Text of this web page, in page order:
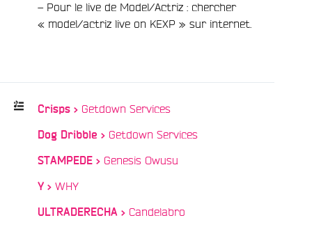
– Pour le live de Model/Actriz : chercher
« model/actriz live on KEXP » sur internet.
Playlist
:
Crisps > Getdown Services/
Dog Dribble > Getdown Services/
STAMPEDE > Genesis Owusu
Y > WHY/
ULTRADERECHA > Candelabro